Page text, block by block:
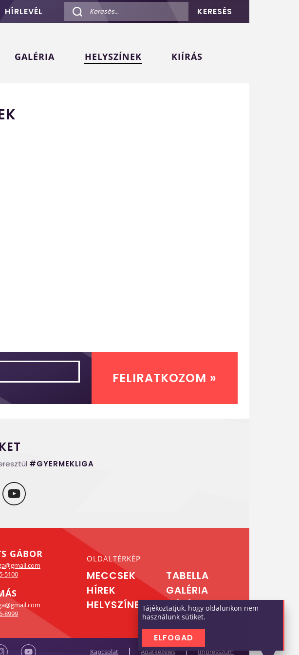
HÍRLEVÉL KERESÉS
GALÉRIA HELYSZÍNEK KIÍRÁS
FELIRATKOZOM »
#GYERMEKLIGA
GÁBOR
5100
8999
OLDALTÉRKÉP
MECCSEK
TABELLA
HÍREK
GALÉRIA
HELYSZÍNEK
KIÍRÁS
Kapcsolat Adatkezelés Impresszum
Tájékoztatjuk, hogy oldalunkon nem
használunk sütiket.
ELFOGAD